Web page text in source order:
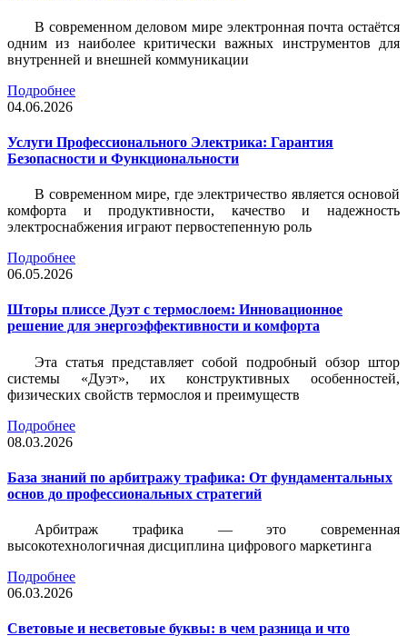
В современном деловом мире электронная почта остаётся
одним из наиболее критически важных инструментов для
внутренней и внешней коммуникации
Подробнее
04.06.2026
Услуги Профессионального Электрика: Гарантия
Безопасности и Функциональности
В современном мире, где электричество является основой
комфорта и продуктивности, качество и надежность
электроснабжения играют первостепенную роль
Подробнее
06.05.2026
Шторы плиссе Дуэт с термослоем: Инновационное
решение для энергоэффективности и комфорта
Эта статья представляет собой подробный обзор штор
системы «Дуэт», их конструктивных особенностей,
физических свойств термослоя и преимуществ
Подробнее
08.03.2026
База знаний по арбитражу трафика: От фундаментальных
основ до профессиональных стратегий
Арбитраж трафика — это современная
высокотехнологичная дисциплина цифрового маркетинга
Подробнее
06.03.2026
Световые и несветовые буквы: в чем разница и что